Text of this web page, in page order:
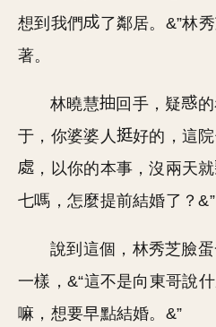
想到我們
了鄰居。&”林
著。
林曉慧 回手，疑
于，你婆婆人
好的，這
，以你的本事，沒兩天就
七嗎，怎麼提前結婚了？&”
說到這個，林秀芝臉
一樣，&“這不是向東哥說
嘛，想要早點結婚。&”